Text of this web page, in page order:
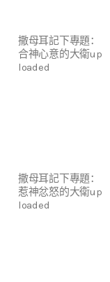
撒母耳記下專題：
合神心意的大衛up
loaded
撒母耳記下專題：
惹神忿怒的大衛up
loaded